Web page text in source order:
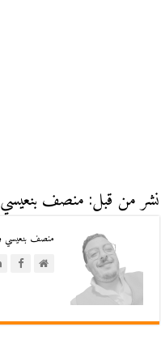
نشر من قبل: منصف بنعيسي
منصف بنعيسي